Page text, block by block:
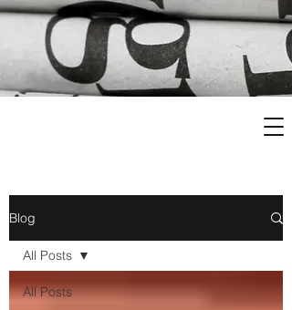
Blog
All Posts
All Posts